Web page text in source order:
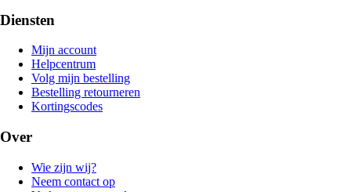
Diensten
Mijn account
Helpcentrum
Volg mijn bestelling
Bestelling retourneren
Kortingscodes
Over
Wie zijn wij?
Neem contact op